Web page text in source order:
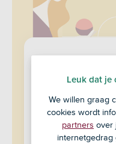
ASNLeuk dat je
We willen graag
cookies wordt
partners over
internetgedrag